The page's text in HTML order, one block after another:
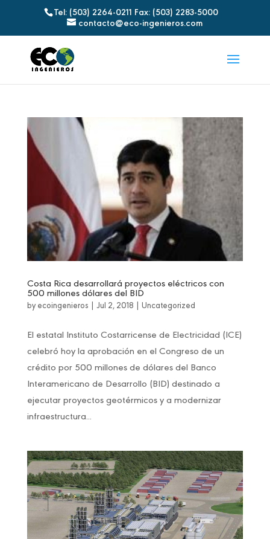
Tel: (503) 2264-0211 Fax: (503) 2283-5000
contacto@eco-ingenieros.com
Costa Rica desarrollará proyectos eléctricos con
500 millones dólares del BID
by ecoingenieros Jul 2, 2018 Uncategorized
El estatal Instituto Costarricense de Electricidad (ICE)
celebró hoy la aprobación en el Congreso de un
crédito por 500 millones de dólares del Banco
Interamericano de Desarrollo (BID) destinado a
ejecutar proyectos geotérmicos y a modernizar
infraestructura...